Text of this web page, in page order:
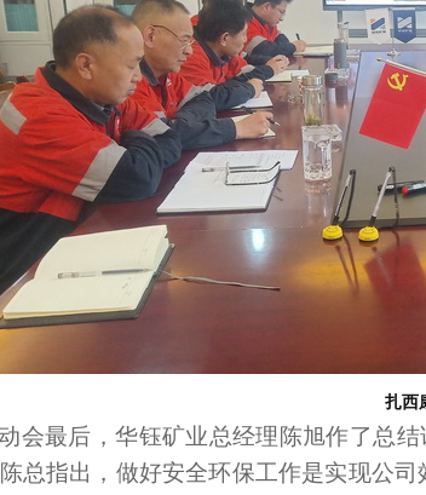
扎西
会最后，华钰矿业总经理陈旭作了总
总指出，做好安全环保工作是实现公